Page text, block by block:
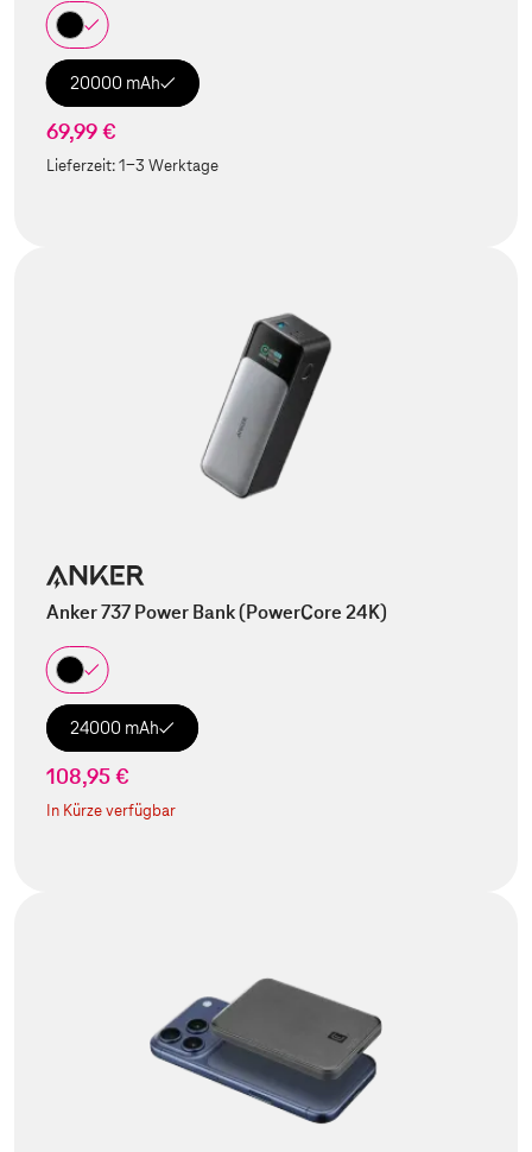
20000 mAh
69,99 €
Lieferzeit:1-3 Werktage
Anker 737 Power Bank (PowerCore 24K)
24000 mAh
108,95 €
In Kürze verfügbar